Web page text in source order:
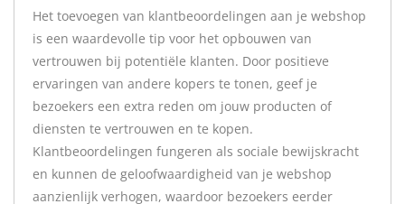
Het toevoegen van klantbeoordelingen aan je webshop
is een waardevolle tip voor het opbouwen van
vertrouwen bij potentiële klanten. Door positieve
ervaringen van andere kopers te tonen, geef je
bezoekers een extra reden om jouw producten of
diensten te vertrouwen en te kopen.
Klantbeoordelingen fungeren als sociale bewijskracht
en kunnen de geloofwaardigheid van je webshop
aanzienlijk verhogen, waardoor bezoekers eerder